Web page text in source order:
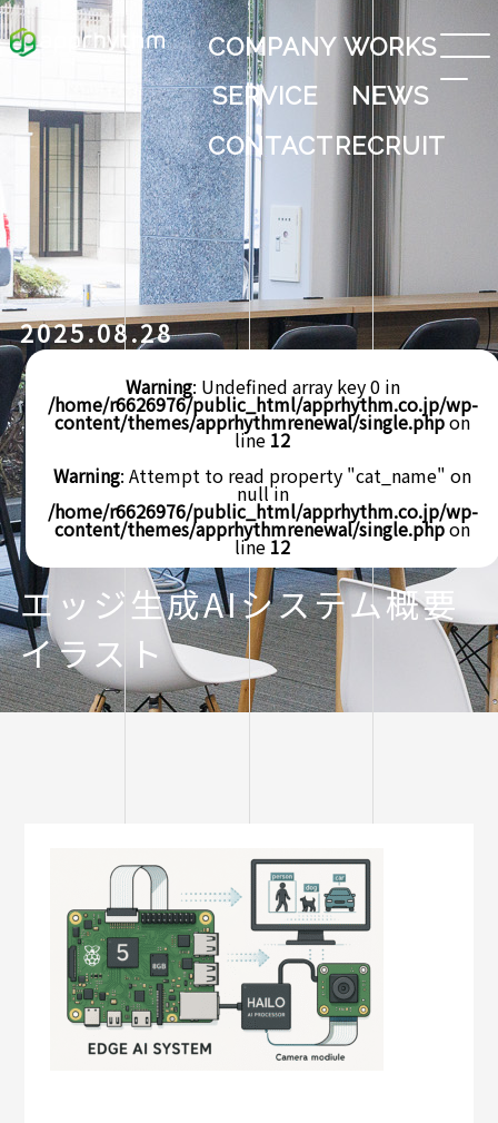
COMPANY WORKS
SERVICE
NEWS
CONTACTRECRUIT
2025.08.28
Warning: Undefined array key 0 in
/home/r6626976/public_html/apprhythm.co.jp/wp-
content/themes/apprhythmrenewal/single.phpon
line 12
Warning: Attempt to read property "cat_name" on
null in
/home/r6626976/public_html/apprhythm.co.jp/wp-
content/themes/apprhythmrenewal/single.phpon
line 12
エッジ生成AIシステム概要
イラスト